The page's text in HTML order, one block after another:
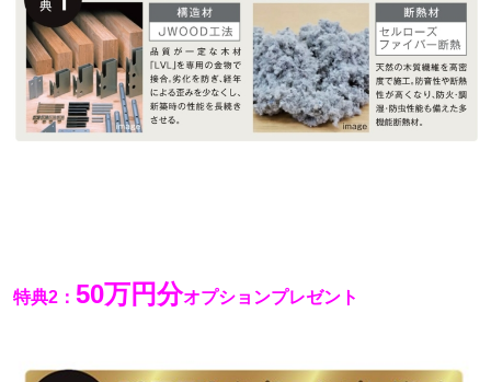
特典2： 50万円分オプションプレゼント